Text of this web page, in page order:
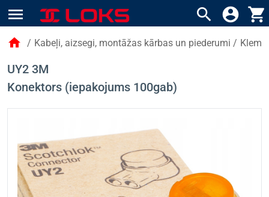
menu search account_circle shopping_cart
home / Kabeļi, aizsegi, montāžas kārbas un piederumi /
UY2 3M
Konektors (iepakojums 100gab)